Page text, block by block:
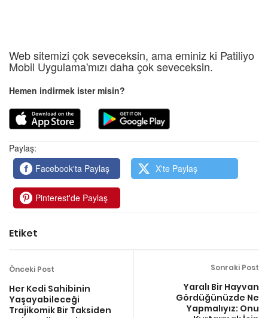
Web sitemizi çok seveceksin, ama eminiz ki Patiliyo
Mobil Uygulama'mızı daha çok seveceksin.
Hemen indirmek ister misin?
Paylaş:
Facebook'ta Paylaş
X'te Paylaş
Pinterest'de Paylaş
Etiket
Önceki Post
Her Kedi Sahibinin
Yaşayabileceği
Trajikomik Bir Taksiden
Sonraki Post
Yaralı Bir Hayvan
Gördüğünüzde Ne
Yapmalıyız: Onu